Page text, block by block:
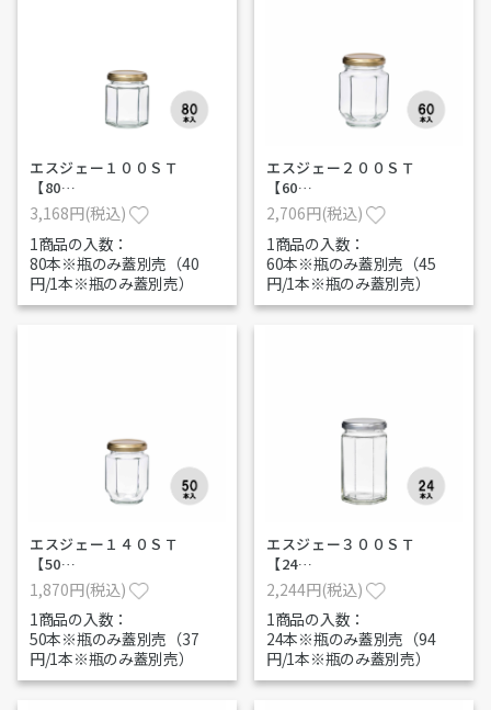
エスジェー１００ＳＴ
【80…
3,168円(税込)
1商品の入数：
80本※瓶のみ蓋別売（40
円/1本※瓶のみ蓋別売）
エスジェー２００ＳＴ
【60…
2,706円(税込)
1商品の入数：
60本※瓶のみ蓋別売（45
円/1本※瓶のみ蓋別売）
エスジェー１４０ＳＴ
【50…
1,870円(税込)
1商品の入数：
50本※瓶のみ蓋別売（37
円/1本※瓶のみ蓋別売）
エスジェー３００ＳＴ
【24…
2,244円(税込)
1商品の入数：
24本※瓶のみ蓋別売（94
円/1本※瓶のみ蓋別売）